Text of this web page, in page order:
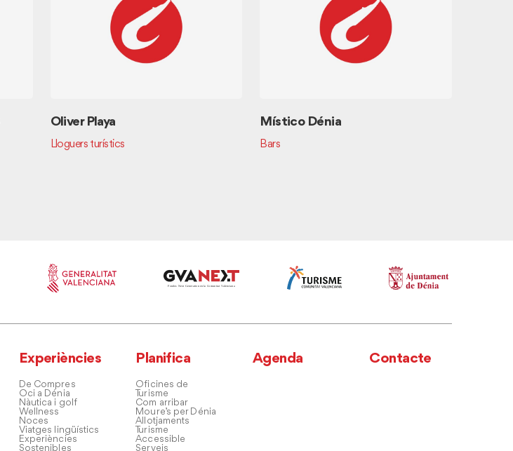
Oliver Playa
Lloguers turístics
Místico Dénia
Bars
Experiències
De Compres
Oci a Dénia
Nàutica i golf
Wellness
Noces
Viatges lingüístics
Experiències
Sostenibles
Planifica
Oficines de
Turisme
Com arribar
Moure’s per Dénia
Allotjaments
Turisme
Accessible
Serveis
Agenda Contacte